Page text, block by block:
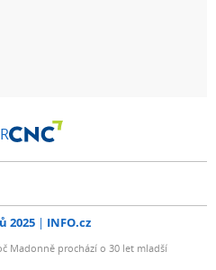
2025 INFO.cz
Madonně prochází o 30 let mladší